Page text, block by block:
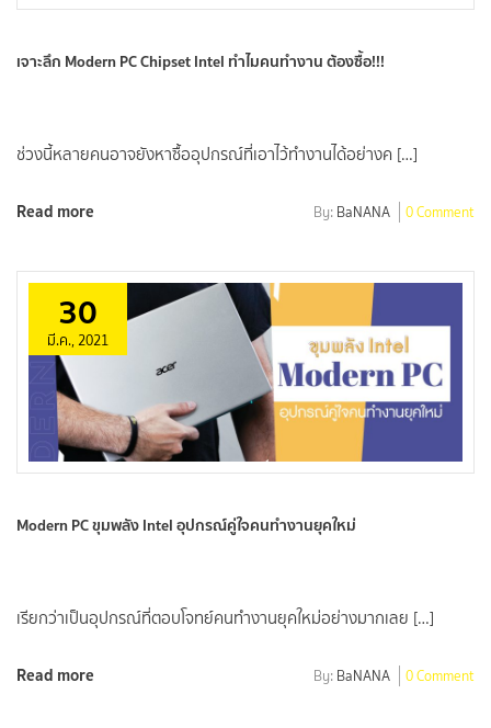
เจาะลึก Modern PC Chipset Intel ทำไมคนทำงาน ต้องซื้อ!!!
ช่วงนี้หลายคนอาจยังหาซื้ออุปกรณ์ที่เอาไว้ทำงานได้อย่างค […]
Read more By: BaNANA 0 Comment
30
มี.ค., 2021
Modern PC ขุมพลัง Intel อุปกรณ์คู่ใจคนทำงานยุคใหม่
เรียกว่าเป็นอุปกรณ์ที่ตอบโจทย์คนทำงานยุคใหม่อย่างมากเลย […]
Read more By: BaNANA 0 Comment